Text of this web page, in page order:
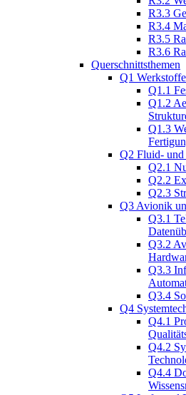
R3.3
R3.4
R3.5
R3.6
Querschnittsthemen
Q1
Q1.1
Q1.2
Q1.3
Q2 Fluid-
Q2.1
Q2.2
Q2.3
Q3 Avionik
Q3.1
Q3.2
Q3.3
Q3.4
Q4
Q4.1
Q4.2
Q4.4